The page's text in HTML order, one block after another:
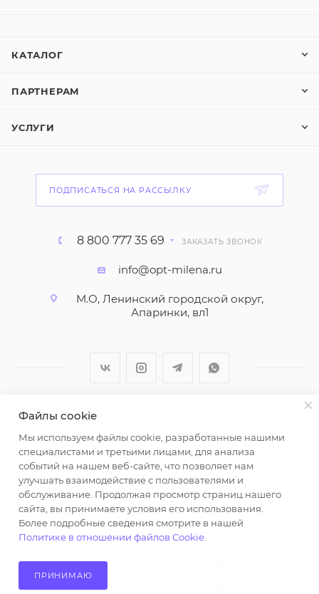
КАТАЛОГ
ПАРТНЕРАМ
УСЛУГИ
ПОДПИСАТЬСЯ НА РАССЫЛКУ
8 800 777 35 69 ЗАКАЗАТЬ ЗВОНОК
info@opt-milena.ru
М.О, Ленинский городской округ,
Апаринки, вл1
2026 © ООО "Вайт Текстиль групп"
Любая информация на сайте носит справочный
характер и не является публичной офертой
определяемой положениями пункта 2 статьи 437
Гражданского кодекса Российской Федерации.
Использование любых материалов, опубликованных
на https://opt-milena.ru, допустимо только при
наличии письменного разрешения редакции и
активной ссылки на https://opt-milena.ru
Файлы cookie
Мы используем файлы cookie, разработанные нашими
специалистами и третьими лицами, для анализа
событий на нашем веб-сайте, что позволяет нам
улучшать взаимодействие с пользователями и
обслуживание. Продолжая просмотр страниц нашего
сайта, вы принимаете условия его использования.
Более подробные сведения смотрите в нашей
Политике в отношении файлов Cookie
ПРИНИМАЮ